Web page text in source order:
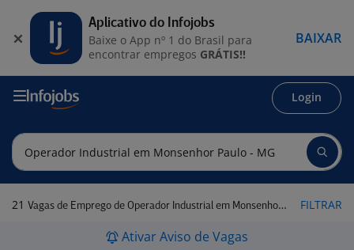
Login
21 Vagas de Emprego de Operador Industrial em Monsenhor Paulo - MG FILTRAR
Ativar Aviso de Vagas
Aplicativo do Infojobs
Baixe o App nº 1 do Brasil para
encontrar empregos GRÁTIS!!
BAIXAR